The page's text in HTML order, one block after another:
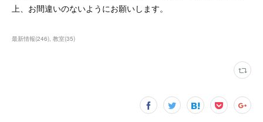
上、お間違いのないようにお願いします。
最新情報(246) 教室(35)